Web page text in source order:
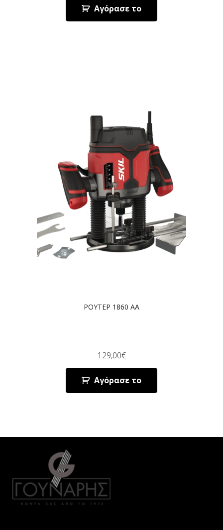
Αγόρασε το
ΡΟΥΤΕΡ 1860 AA
129,00€
Αγόρασε το